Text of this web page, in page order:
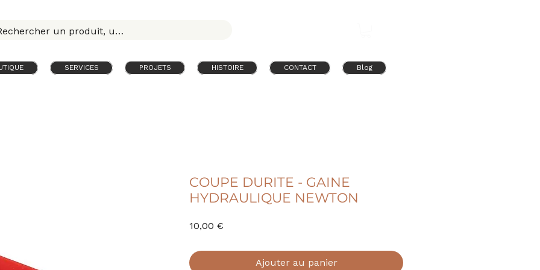
SERVICES PROJETS HISTOIRE CONTACT Blog
COUPE DURITE - GAINE
HYDRAULIQUE NEWTON
10,00 €
Ajouter au panier